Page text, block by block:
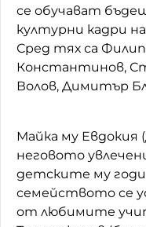
се обучават
културни кадри
Сред тях са
Константинов,
Волов, Димитър
Майка му Евдокия
неговото
детските му
семейството се
от любимите